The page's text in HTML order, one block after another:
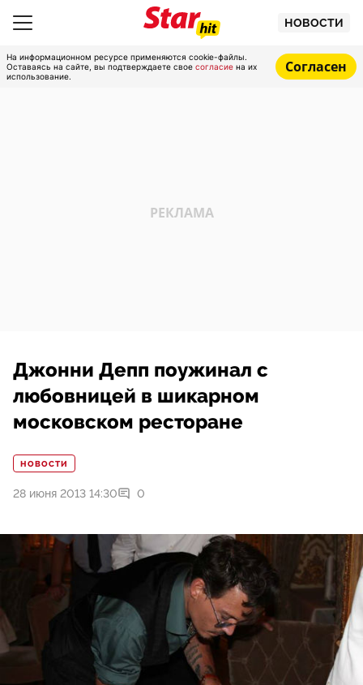
НОВОСТИ
На информационном ресурсе применяются cookie-файлы.
Оставаясь на сайте, вы подтверждаете свое согласие на их
использование.
Согласен
Джонни Депп поужинал с
любовницей в шикарном
московском ресторане
НОВОСТИ
28 июня 2013 14:30 0